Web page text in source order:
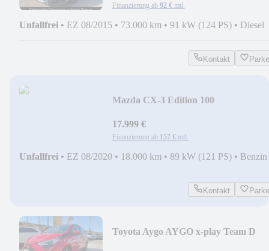
Finanzierung ab 92 € mtl.
Unfallfrei • EZ 08/2015 • 73.000 km • 91 kW (124 PS) • Diesel
Kontakt
Mazda CX-3 Edition 100
17.999 €
Finanzierung ab 157 € mtl.
Unfallfrei • EZ 08/2020 • 18.000 km • 89 kW (121 PS) • Benzin
Kontakt
Toyota Aygo AYGO x-play Team D